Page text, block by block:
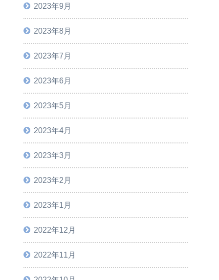
2023年9月
2023年8月
2023年7月
2023年6月
2023年5月
2023年4月
2023年3月
2023年2月
2023年1月
2022年12月
2022年11月